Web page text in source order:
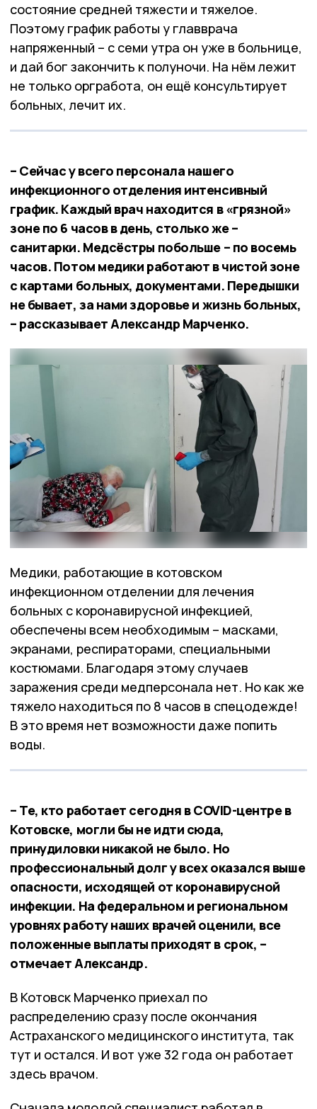
состояние средней тяжести и тяжелое.
Поэтому график работы у главврача
напряженный – с семи утра он уже в больнице,
и дай бог закончить к полуночи. На нём лежит
не только оргработа, он ещё консультирует
больных, лечит их.
– Сейчас у всего персонала нашего
инфекционного отделения интенсивный
график. Каждый врач находится в «грязной»
зоне по 6 часов в день, столько же –
санитарки. Медсёстры побольше – по восемь
часов. Потом медики работают в чистой зоне
с картами больных, документами. Передышки
не бывает, за нами здоровье и жизнь больных,
– рассказывает Александр Марченко.
Медики, работающие в котовском
инфекционном отделении для лечения
больных с коронавирусной инфекцией,
обеспечены всем необходимым – масками,
экранами, респираторами, специальными
костюмами. Благодаря этому случаев
заражения среди медперсонала нет. Но как же
тяжело находиться по 8 часов в спецодежде!
В это время нет возможности даже попить
воды.
– Те, кто работает сегодня в COVID-центре в
Котовске, могли бы не идти сюда,
принудиловки никакой не было. Но
профессиональный долг у всех оказался выше
опасности, исходящей от коронавирусной
инфекции. На федеральном и региональном
уровнях работу наших врачей оценили, все
положенные выплаты приходят в срок, –
отмечает Александр.
В Котовск Марченко приехал по
распределению сразу после окончания
Астраханского медицинского института, так
тут и остался. И вот уже 32 года он работает
здесь врачом.